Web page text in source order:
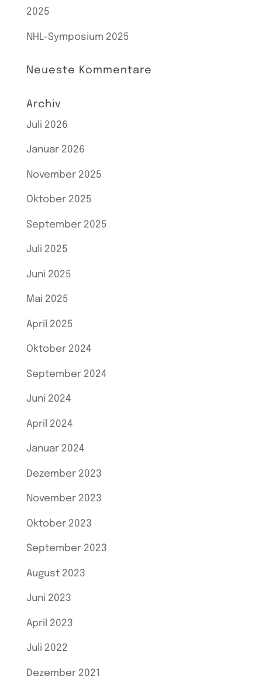
2025
NHL-Symposium 2025
Neueste Kommentare
Archiv
Juli 2026
Januar 2026
November 2025
Oktober 2025
September 2025
Juli 2025
Juni 2025
Mai 2025
April 2025
Oktober 2024
September 2024
Juni 2024
April 2024
Januar 2024
Dezember 2023
November 2023
Oktober 2023
September 2023
August 2023
Juni 2023
April 2023
Juli 2022
Dezember 2021